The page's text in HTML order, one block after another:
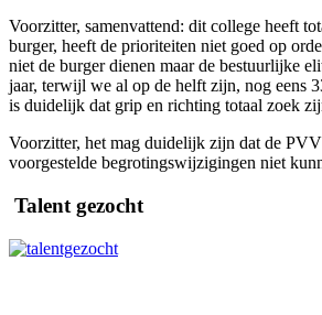
Voorzitter, samenvattend: dit college heeft
burger, heeft de prioriteiten niet goed op
niet de burger dienen maar de bestuurlijke
jaar, terwijl we al op de helft zijn, nog eens
is duidelijk dat grip en richting totaal zoek
Voorzitter, het mag duidelijk zijn dat de
voorgestelde begrotingswijzigingen niet
Talent gezocht